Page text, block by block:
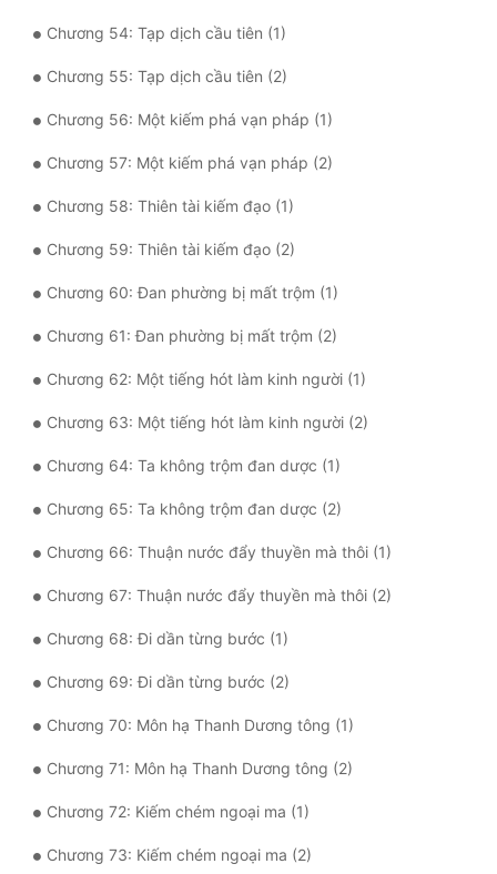
Chương 54: Tạp dịch cầu tiên (1)
Chương 55: Tạp dịch cầu tiên (2)
Chương 56: Một kiếm phá vạn pháp (1)
Chương 57: Một kiếm phá vạn pháp (2)
Chương 58: Thiên tài kiếm đạo (1)
Chương 59: Thiên tài kiếm đạo (2)
Chương 60: Đan phường bị mất trộm (1)
Chương 61: Đan phường bị mất trộm (2)
Chương 62: Một tiếng hót làm kinh người (1)
Chương 63: Một tiếng hót làm kinh người (2)
Chương 64: Ta không trộm đan dược (1)
Chương 65: Ta không trộm đan dược (2)
Chương 66: Thuận nước đẩy thuyền mà thôi (1)
Chương 67: Thuận nước đẩy thuyền mà thôi (2)
Chương 68: Đi dần từng bước (1)
Chương 69: Đi dần từng bước (2)
Chương 70: Môn hạ Thanh Dương tông (1)
Chương 71: Môn hạ Thanh Dương tông (2)
Chương 72: Kiếm chém ngoại ma (1)
Chương 73: Kiếm chém ngoại ma (2)